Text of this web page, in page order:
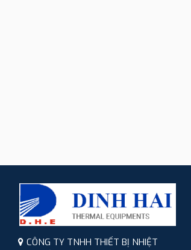
CÔNG TY TNHH THIẾT BỊ NHIỆT